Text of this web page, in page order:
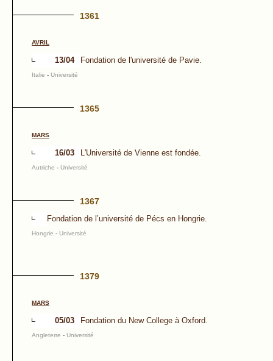
1361
AVRIL
13/04 Fondation de l'université de Pavie.
Italie - Université
1365
MARS
16/03 L'Université de Vienne est fondée.
Autriche - Université
1367
Fondation de l’université de Pécs en Hongrie.
Hongrie - Université
1379
MARS
05/03 Fondation du New College à Oxford.
Angleterre - Université